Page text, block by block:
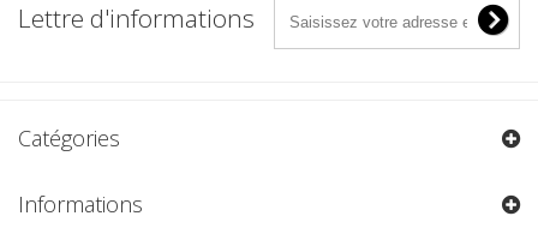
Lettre d'informations
Catégories
Informations